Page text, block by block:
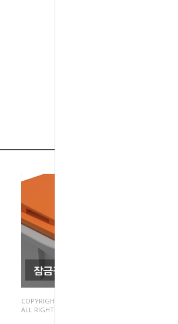
COPYRIGHT(C).
ALL RIGHT RESERVED.